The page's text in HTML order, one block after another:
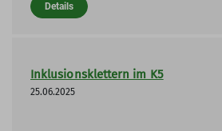
Details
Inklusionsklettern im K5
25.06.2025